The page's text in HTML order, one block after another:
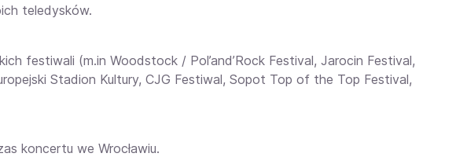
teledysków.
festiwali (m.in Woodstock / Pol’and’Rock Festival, Jarocin Festival,
Stadion Kultury, CJG Festiwal, Sopot Top of the Top Festival,
koncertu we Wrocławiu.